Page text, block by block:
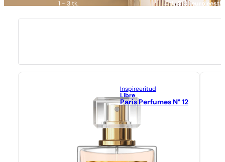
1 - 3 tk. 4 tk.0,01 euro eest!
Inspireeritud
Libre
Paris Perfumes N° 12